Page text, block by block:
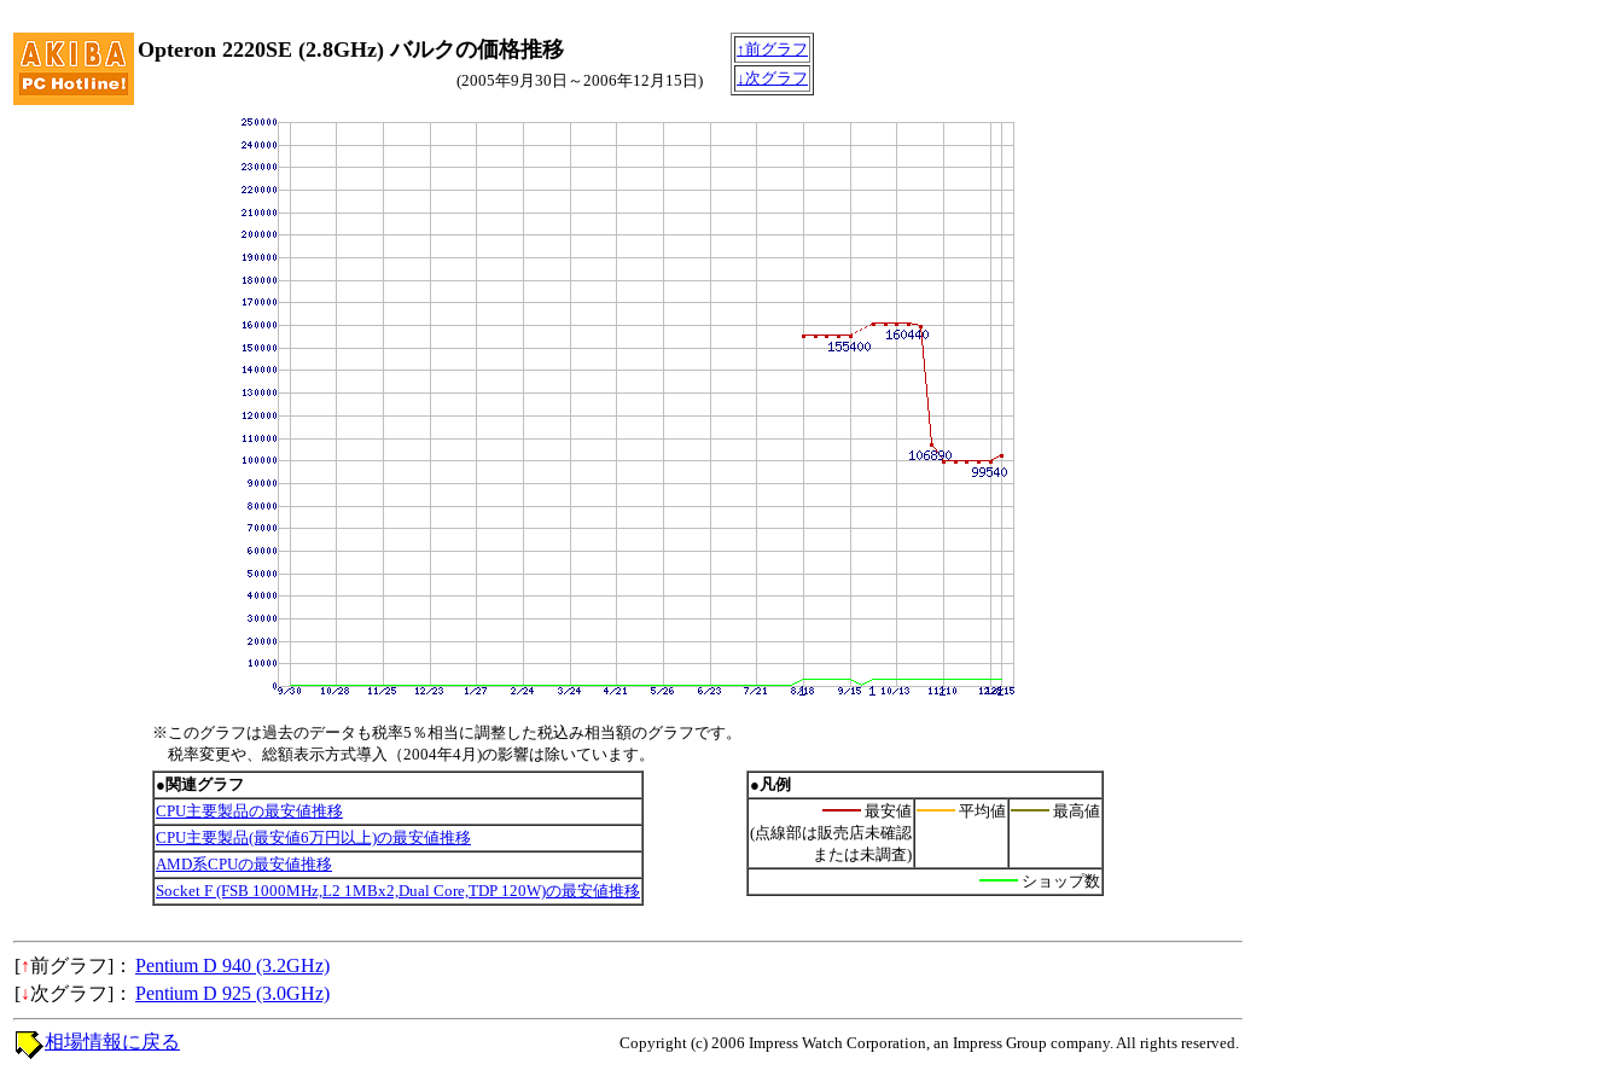
Opteron 2220SE (2.8GHz) バルクの価格推移
↑前グラフ
↓次グラフ
(2005年9月30日～2006年12月15日)
※このグラフは過去のデータも税率5％相当に調整した税込み相当額のグラフです。
税率変更や、総額表示方式導入（2004年4月)の影響は除いています。
●関連グラフ
CPU主要製品の最安値推移
CPU主要製品(最安値6万円以上)の最安値推移
AMD系CPUの最安値推移
Socket F (FSB 1000MHz,L2 1MBx2,Dual Core,TDP 120W)の最安値推移
●凡例
最安値
(点線部は販売店未確認
または未調査)
平均値 最高値
ショップ数
[↑前グラフ]： Pentium D 940 (3.2GHz)
[↓次グラフ]： Pentium D 925 (3.0GHz)
Copyright (c) 2006 Impress Watch Corporation, an Impress Group company. All rights reserved.
相場情報に戻る